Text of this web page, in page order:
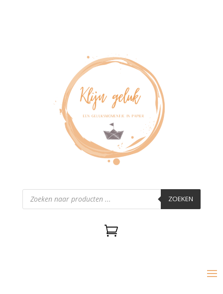
Producten
zoeken ZOEKEN
